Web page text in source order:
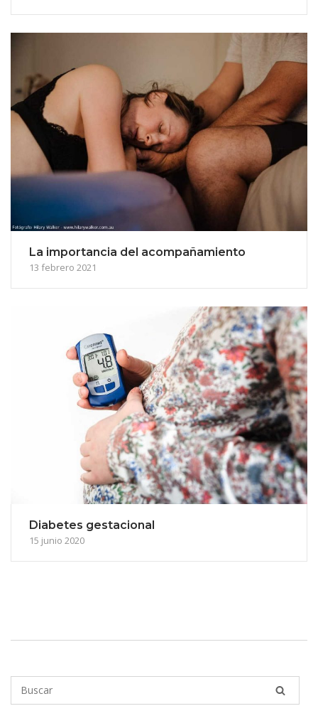
La importancia del acompañamiento
13 febrero 2021
Diabetes gestacional
15 junio 2020